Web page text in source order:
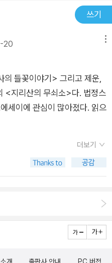
쓰기
20
의 들꽃이야기> 그리고 제운,
<지리산의 무쇠소>다. 법정스
세이에 관심이 많아졌다. 읽으
더보기